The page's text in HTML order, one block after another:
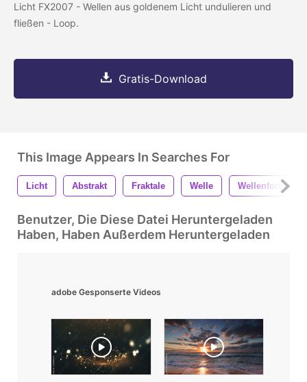
Licht FX2007 - Wellen aus goldenem Licht undulieren und
fließen - Loop.
Gratis-Download
This Image Appears In Searches For
Licht Abstrakt Fraktale Welle Wellenform
Benutzer, Die Diese Datei Heruntergeladen
Haben, Haben Außerdem Heruntergeladen
adobe Gesponserte Videos